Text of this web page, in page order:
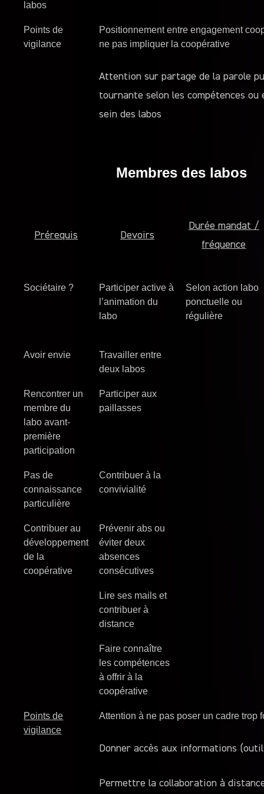
labos
Points de
vigilance
Positionnement entre engagement
ne pas impliquer la coopérative
Attention sur partage de la parole
tournante selon les compétences ou
sein des labos
Membres des labos
Prérequis Devoirs
Durée mandat /
fréquence
Sociétaire ?
Participer active à
l’animation du
labo
Selon action labo
ponctuelle ou
régulière
Avoir envie
Travailler entre
deux labos
Rencontrer un
membre du
labo avant-
première
participation
Participer aux
paillasses
Pas de
connaissance
particulière
Contribuer à la
convivialité
Contribuer au
développement
de la
coopérative
Prévenir abs ou
éviter deux
absences
consécutives
Lire ses mails et
contribuer à
distance
Faire connaître
les compétences
à offrir à la
coopérative
Points de
vigilance
Attention à ne pas poser un cadre trop
Donner accès aux informations
Permettre la collaboration à